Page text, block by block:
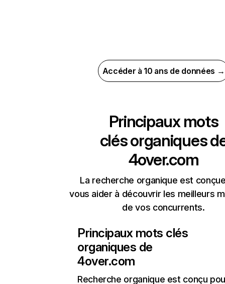
Accéder à 10 ans de données →
Principaux mots
clés organiques
4over.com
La recherche organique est
vous aider à découvrir les meilleurs
de vos concurrents.
Principaux mots clés
organiques de
4over.com
Recherche organique est conçu